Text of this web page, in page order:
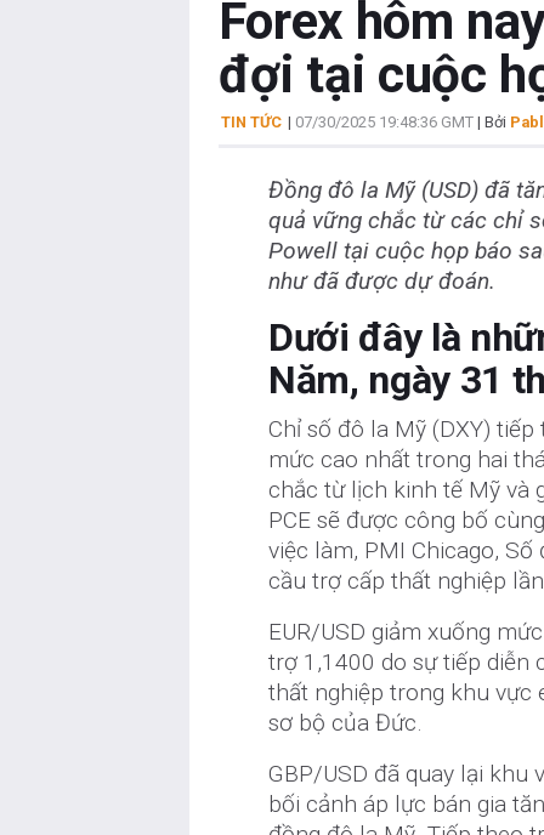
Forex hôm
đợi tại cuộc
TIN TỨC | 07/30/2025 19:48:36 GMT| Bởi
Đồng đô la Mỹ (USD) đã
quả vững chắc từ các chỉ
Powell tại cuộc họp báo
như đã được dự đoán.
Dưới đây là
Năm, ngày 31
Chỉ số đô la Mỹ (DXY)
mức cao nhất trong hai
chắc từ lịch kinh tế Mỹ và
PCE sẽ được công bố
việc làm, PMI Chicago,
cầu trợ cấp thất nghiệp
EUR/USD giảm xuống
trợ 1,1400 do sự tiếp diễn
thất nghiệp trong khu vực
sơ bộ của Đức.
GBP/USD đã quay lại khu
bối cảnh áp lực bán gia